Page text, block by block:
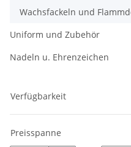
Wachsfackeln und
Uniform und Zubehör
Nadeln u. Ehrenzeichen
Verfügbarkeit
Preisspanne